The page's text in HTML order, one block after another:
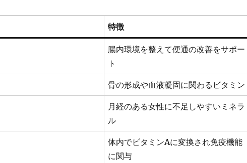
特徴
腸内環境を整えて便通の改善をサポー
ト
骨の形成や血液凝固に関わるビタミン
月経のある女性に不足しやすいミネラ
ル
体内でビタミンAに変換され免疫機能
に関与